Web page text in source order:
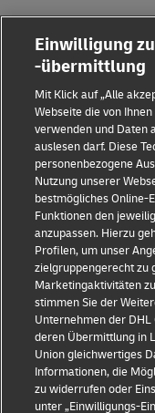
Impressum
Datenschutz & Cookies
Rechtliche Hinweise
Sicherheitshinweise
Kontakt
Einwilligungs-
Folge uns
Einwilligung
-übermittlung
Mit Klick auf „Alle
Webseite die von
verwenden und Daten
auslesen darf. Diese
personenbezogene
Nutzung unserer
bestmögliches Online-
Funktionen den
anzupassen. Hierzu
Profilen, um unser
zielgruppengerecht zu
Marketingaktivitäten
stimmen Sie der
Unternehmen der
deren Übermittlung in
Union gleichwertiges
Informationen, die
zu widerrufen oder
unter „Einwilligungs-